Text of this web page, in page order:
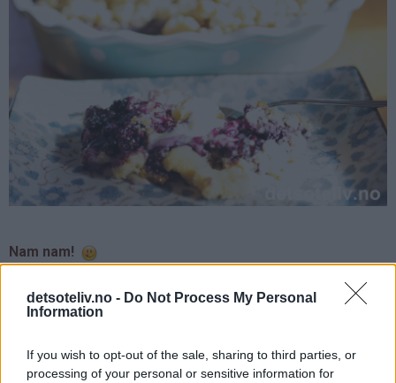
detsoteliv.no - Do Not Process My Personal
Information
If you wish to opt-out of the sale, sharing to third parties, or
processing of your personal or sensitive information for
Nam nam!